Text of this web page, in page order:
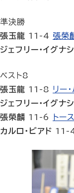
準決勝
張玉龍 11-4 張榮
ジェフリー・イグナ
ベスト8
張玉龍 11-8 リー
ジェフリー・イグナ
張榮麟 11-6 トー
カルロ・ビアド 11-